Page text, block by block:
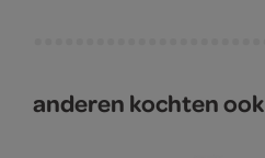
anderen kochten ook